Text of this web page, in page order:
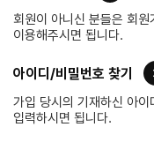
회원이 아니신 분들은 회원
이용해주시면 됩니다.
아이디/비밀번호 찾기
가입 당시의 기재하신 아이
입력하시면 됩니다.